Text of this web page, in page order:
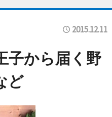
2015.12.11
子から届く野
ど